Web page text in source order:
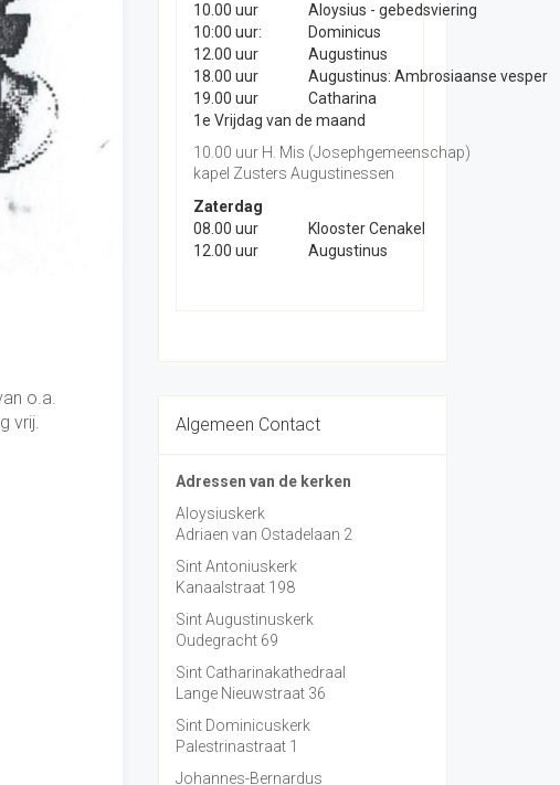
o.a.
vrij.
10.00 uur
Aloysius - gebedsviering
10:00 uur:
Dominicus
12.00 uur
Augustinus
18.00 uur
Augustinus: Ambrosiaanse vesper
19.00 uur
Catharina
1e Vrijdag van de maand
10.00 uur H. Mis (Josephgemeenschap)
kapel Zusters Augustinessen
Zaterdag
08.00 uur
Klooster Cenakel
12.00 uur
Augustinus
Algemeen Contact
Adressen van de kerken
Aloysiuskerk
Adriaen van Ostadelaan 2
Sint Antoniuskerk
Kanaalstraat 198
Sint Augustinuskerk
Oudegracht 69
Sint Catharinakathedraal
Lange Nieuwstraat 36
Sint Dominicuskerk
Palestrinastraat 1
Johannes-Bernardus